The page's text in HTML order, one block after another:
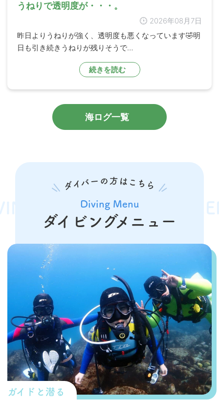
うねりで透明度が・・・。
2026年08月7日
昨日よりうねりが強く、透明度も悪くなっています🤣明
日も引き続きうねりが残りそうで…
続きを読む
海ログ一覧
DIVING MENU
Diving Menu
ダイビングメニュー
ガイドと潜る